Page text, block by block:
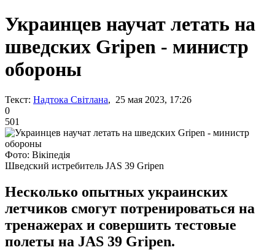
Украинцев научат летать на
шведских Gripen - министр
обороны
Текст: Надтока Світлана, 25 мая 2023, 17:26
0
501
Фото: Вікіпедія
Шведский истребитель JAS 39 Gripen
Несколько опытных украинских
летчиков смогут потренироваться на
тренажерах и совершить тестовые
полеты на JAS 39 Gripen.